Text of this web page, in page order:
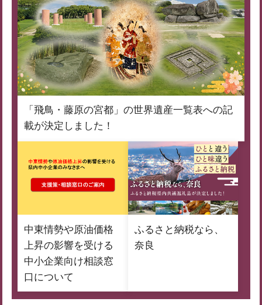
「飛鳥・藤原の宮都」の世界遺産一覧表への記
載が決定しました！
中東情勢や原油価格
上昇の影響を受ける
中小企業向け相談窓
口について
ふるさと納税なら、
奈良